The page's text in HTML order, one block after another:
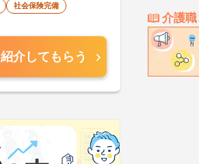
介護
社会保険完備
紹介してもらう